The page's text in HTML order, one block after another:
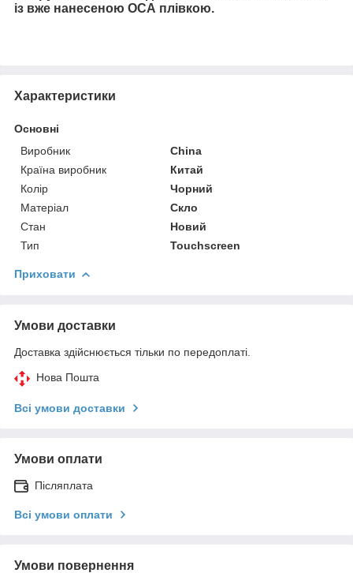
із вже нанесеною ОСА плівкою.
Характеристики
Основні
Виробник
China
Країна виробник
Китай
Колір
Чорний
Матеріал
Скло
Стан
Новий
Тип
Touchscreen
Приховати
Умови доставки
Доставка здійснюється тільки по передоплаті.
Нова Пошта
Всі умови доставки
Умови оплати
Післяплата
Всі умови оплати
Умови повернення